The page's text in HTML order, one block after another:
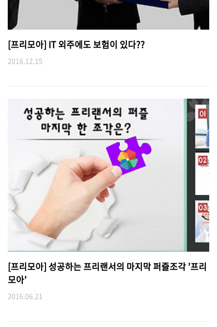
[프리모아] IT 외주에도 보험이 있다??
2016.12.15
[프리모아] 성공하는 프리랜서의 마지막 퍼즐조각 '프리
모아'
2016.06.21